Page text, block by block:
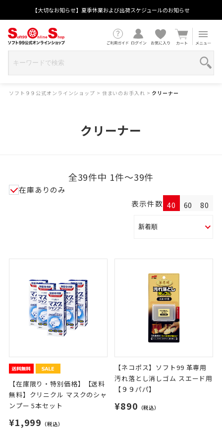
【大切なお知らせ】夏季休業および出荷スケジュールのお知らせ
ソフト９９公式オンラインショップ > 住まいのお手入れ > クリーナー
クリーナー
全39件中 1件～39件
在庫ありのみ
表示件数 40 60 80
【在庫限り・特別価格】【送料
無料】クリニクル マスクのシャ
ンプー 5本セット
¥1,999 （税込）
【ネコポス】ソフト99 革専用
汚れ落とし消しゴム スエード用
【９９パパ】
¥890 （税込）